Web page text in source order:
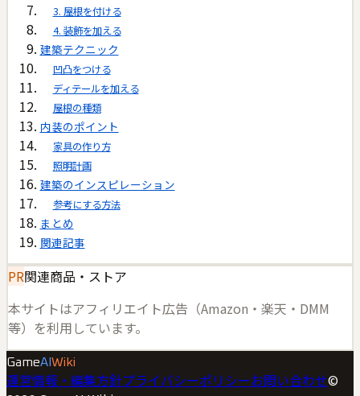
3. 屋根を付ける
4. 装飾を加える
建築テクニック
凹凸をつける
ディテールを加える
屋根の種類
内装のポイント
家具の作り方
照明計画
建築のインスピレーション
参考にする方法
まとめ
関連記事
PR関連商品・ストア
本サイトはアフィリエイト広告（Amazon・楽天・DMM
等）を利用しています。
GameAI Wiki
運営情報・編集方針プライバシーポリシーお問い合わせ©